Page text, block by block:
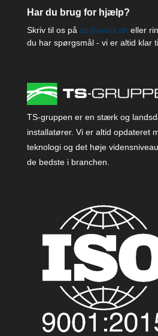
Har du brug for hjælp?
Skriv til os på as@axels.dkeller
du har spørgsmål - vi er altid klar
TS-gruppen er en stærk og
installatører. Vi er altid opdateret
teknologi og det høje
de bedste i branchen.